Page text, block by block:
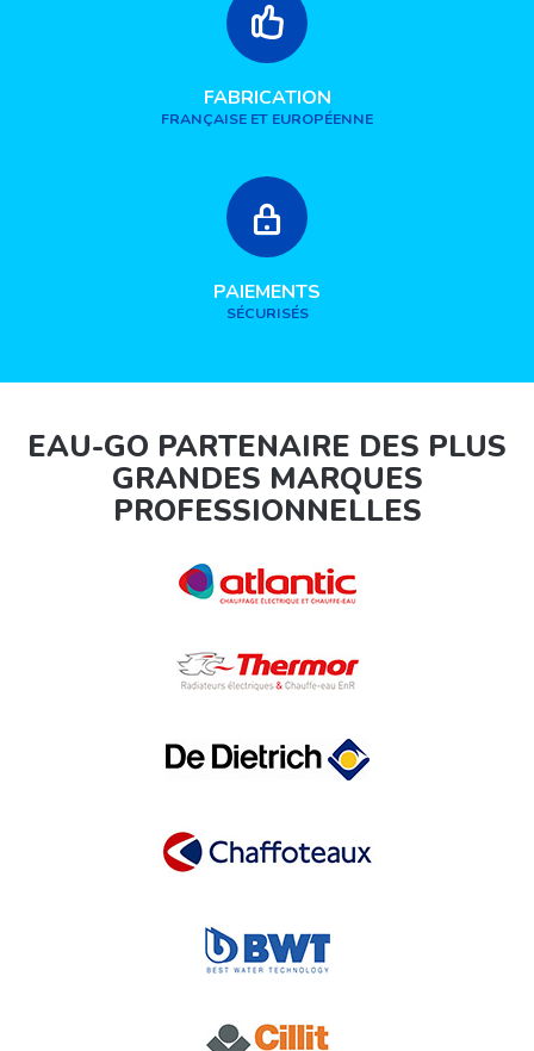
FABRICATION
FRANÇAISE ET EUROPÉENNE
PAIEMENTS
SÉCURISÉS
EAU-GO PARTENAIRE DES PLUS
GRANDES MARQUES
PROFESSIONNELLES